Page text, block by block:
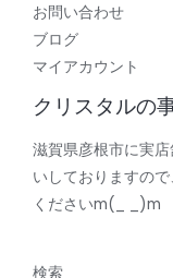
お問い合わせ
ブログ
マイアカウント
クリスタルの
滋賀県彦根市に実
いしておりますの
くださいm(_ _)m
検索